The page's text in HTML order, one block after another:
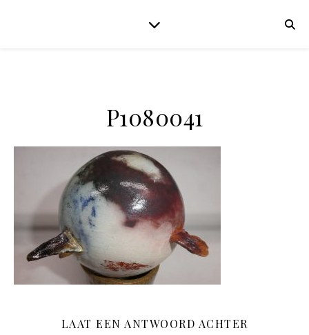
P1080041
LAAT EEN ANTWOORD ACHTER